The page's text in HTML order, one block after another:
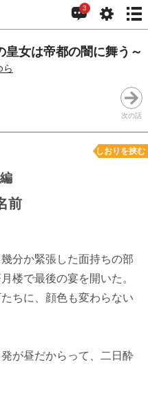
3
女は帝都の闇に舞う～
ら
次の話
しおりを挟む
前
分か緊張した面持ちの部
楼で最後の宴を開いた。
ちに、顔色も変わらない
が昼だからって、二日酔